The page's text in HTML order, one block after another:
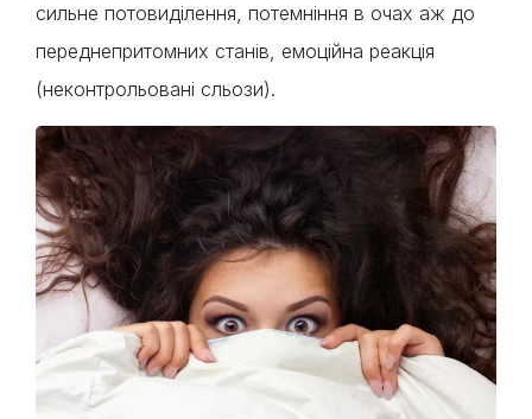
сильне потовиділення, потемніння в очах аж до
переднепритомних станів, емоційна реакція
(неконтрольовані сльози).